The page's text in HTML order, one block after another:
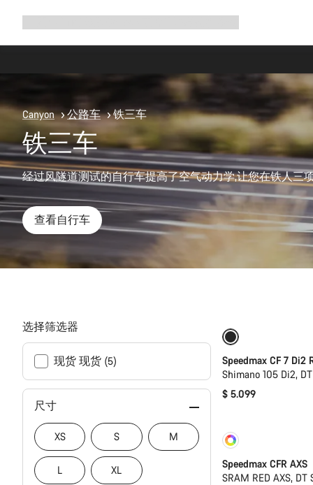
导
Canyon 公路车 铁三车
铁三车
经过风隧道测试的自行车提高了空气动力学,让您在铁人三
查看自行车
选择筛选器
现货 现货 (5)
尺寸
XS S M
L XL
Speedmax CF 7 Di2
Shimano 105 Di2,
$ 5.099
Speedmax CFR AXS
SRAM RED AXS, DT